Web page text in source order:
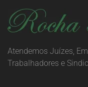
Atendemos Juízes,
Trabalhadores e